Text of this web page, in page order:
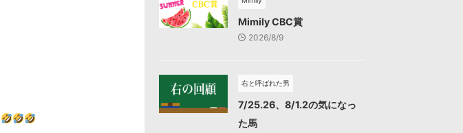
Mimily CBC賞
2026/8/9
右と呼ばれた男
7/25.26、8/1.2の気になっ
た馬